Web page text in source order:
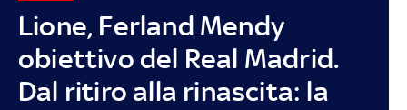
Lione, Ferland Mendy
obiettivo del Real Madrid.
Dal ritiro alla rinascita: la